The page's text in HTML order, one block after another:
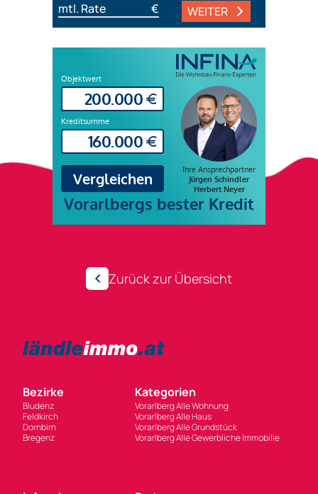
mtl. Rate € WEITER
Zurück zur Übersicht
Bezirke
Bludenz
Feldkirch
Dornbirn
Bregenz
Kategorien
Vorarlberg Alle Wohnung
Vorarlberg Alle Haus
Vorarlberg Alle Grundstück
Vorarlberg Alle Gewerbliche Immobilie